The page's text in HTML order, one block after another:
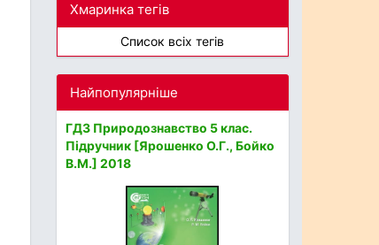
Хмаринка тегів
Список всіх тегів
Найпопулярніше
ГДЗ Природознавство 5 клас.
Підручник [Ярошенко О.Г., Бойко
В.М.] 2018